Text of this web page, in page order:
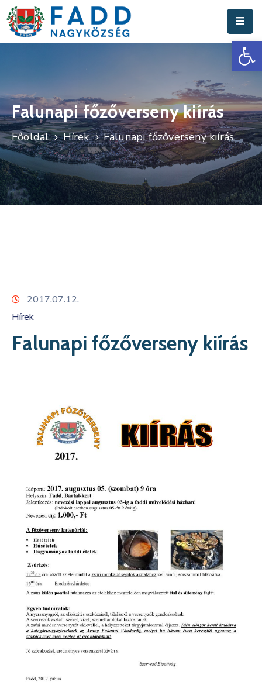
Polgármesteri
Hivatal
Fadd
Nagyközség
Turisztika
Választási
Falunapi főzőverseny kiírás
Főoldal Hírek Falunapi főzőverseny kiírás
2017.07.12.
Hírek
Falunapi főzőverseny kiírás